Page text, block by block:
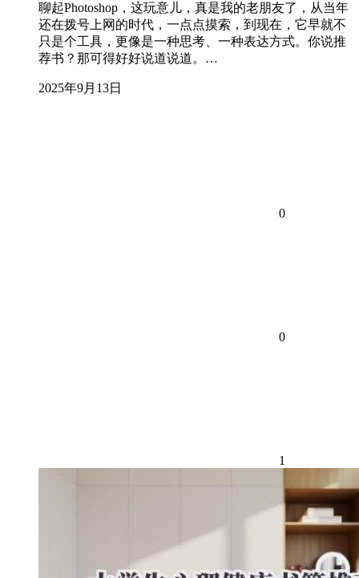
聊起Photoshop，这玩意儿，真是我的老朋友了，从当年
还在拨号上网的时代，一点点摸索，到现在，它早就不
只是个工具，更像是一种思考、一种表达方式。你说推
荐书？那可得好好说道说道。…
2025年9月13日
0
0
1